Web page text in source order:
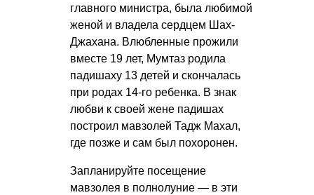
главного министра, была любимой
женой и владела сердцем Шах-
Джахана. Влюбленные прожили
вместе 19 лет, Мумтаз родила
падишаху 13 детей и скончалась
при родах 14-го ребенка. В знак
любви к своей жене падишах
построил мавзолей Тадж Махал,
где позже и сам был похоронен.
Запланируйте посещение
мавзолея в полнолуние — в эти